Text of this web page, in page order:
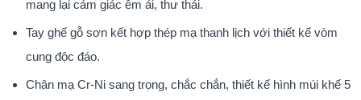
mang lại cảm giác êm ái, thư thái.
Tay ghế gỗ sơn kết hợp thép mạ thanh lịch với thiết kế vòm
cung độc đáo.
Chân mạ Cr-Ni sang trọng, chắc chắn, thiết kế hình múi khế 5